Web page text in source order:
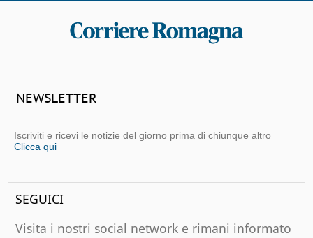
NEWSLETTER
Iscriviti e ricevi le notizie del giorno prima di chiunque altro
Clicca qui
SEGUICI
Visita i nostri social network e rimani informato